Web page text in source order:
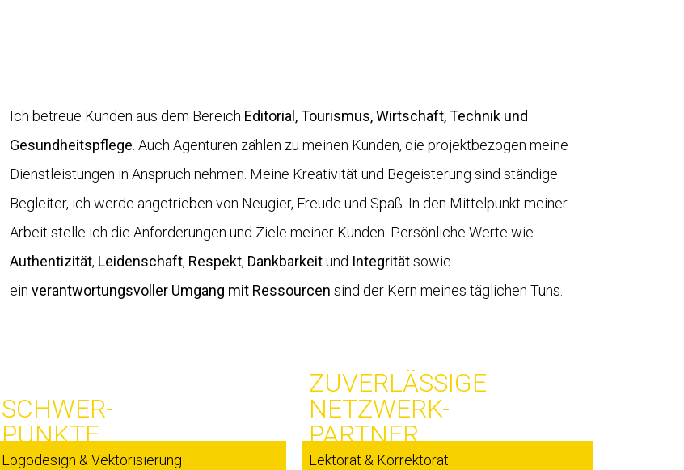
Ich betreue Kunden aus dem Bereich Editorial, Tourismus, Wirtschaft, Technik und
Gesundheitspflege. Auch Agenturen zählen zu meinen Kunden, die projektbezogen meine
Dienstleistungen in Anspruch nehmen. Meine Kreativität und Begeisterung sind ständige
Begleiter, ich werde angetrieben von Neugier, Freude und Spaß. In den Mittelpunkt meiner
Arbeit stelle ich die Anforderungen und Ziele meiner Kunden. Persönliche Werte wie
Authentizität, Leidenschaft, Respekt, Dankbarkeitund Integritätsowie
ein verantwortungsvoller Umgang mit Ressourcen sind der Kern meines täglichen Tuns.
SCHWER-
PUNKTE
Logodesign & Vektorisierung
ZUVERLÄSSIGE
NETZWERK-
PARTNER
Lektorat & Korrektorat